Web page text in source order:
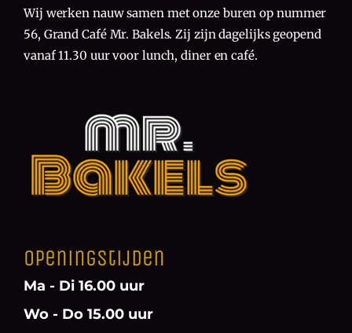
Wij werken nauw samen met onze buren op nummer
56, Grand Café Mr. Bakels. Zij zijn dagelijks geopend
vanaf 11.30 uur voor lunch, diner en café.
Openingstijden
Ma - Di 16.00 uur
Wo - Do 15.00 uur